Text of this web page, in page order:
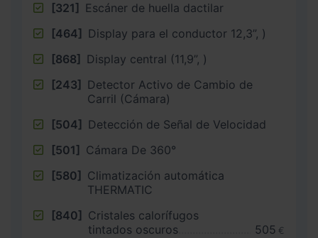
[321] Escáner de huella dactilar
[464] Display para el conductor 12,3”, )
[868] Display central (11,9”, )
[243] Detector Activo de Cambio de
Carril (Cámara)
[504] Detección de Señal de Velocidad
[501] Cámara De 360°
[580] Climatización automática
THERMATIC
[840] Cristales calorífugos
tintados oscuros
505 €